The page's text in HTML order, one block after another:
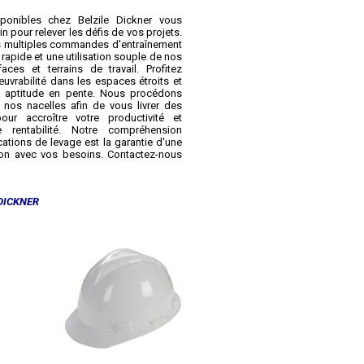
chez Belzile Dickner vous
pour relever les défis de vos projets.
commandes d'entraînement
et une utilisation souple de nos
et terrains de travail. Profitez
dans les espaces étroits et
aptitude en pente. Nous procédons
nos nacelles afin de vous livrer des
accroître votre productivité et
Notre compréhension
de levage est la garantie d'une
avec vos besoins. Contactez-nous